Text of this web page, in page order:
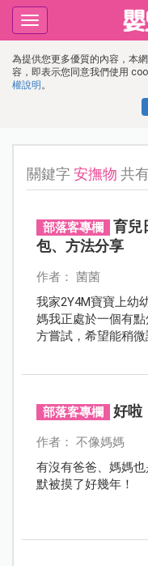
為提供您更多優質的內容，本
容，即表示您同意我們使用
權說明 。
Toggle
navigation
關鍵字安撫物 共
部落客專欄
育兒
包、方法分享
作者： 菌菌
我家2Y4M寶寶上幼
媽我正處於一個有
方嘗試，希望能稍微
部落客專欄 好啦
作者： 不像媽媽
有沒有爸爸、媽媽
默被摸了好幾年！